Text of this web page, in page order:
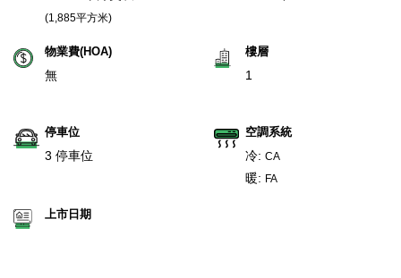
(1,885平方米)
物業費(HOA)
無
樓層
1
停車位
3 停車位
空調系統
冷: CA
暖: FA
上市日期